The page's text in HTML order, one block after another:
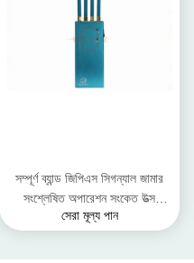
সম্পূর্ণ ব্যান্ড জিপিএস সিগন্যাল জামার
সংশ্লেষিত অপারেশন সংকেত উত্স
GPSL1 - L5
সেরা মূল্য পান